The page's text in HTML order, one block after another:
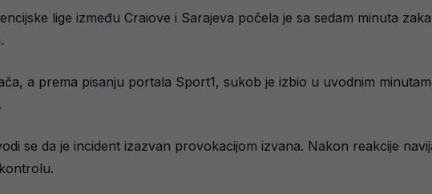
lige između Craiove i Sarajeva počela je sa sedam minuta
a prema pisanju portala Sport1, sukob je izbio u uvodnim
se da je incident izazvan provokacijom izvana. Nakon reakcije